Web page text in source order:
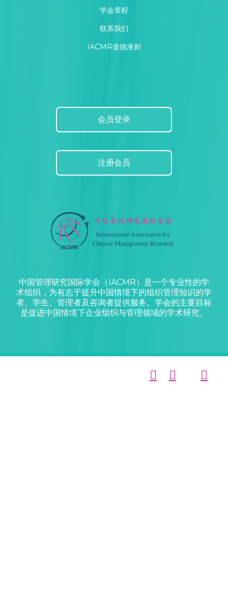
学会章程
联系我们
IACMR道德准则
会员登录
注册会员
中国管理研究国际学会（IACMR）是一个专业性的学
术组织，为有志于提升中国情境下的组织管理知识的学
者、学生、管理者及咨询者提供服务。学会的主要目标
是促进中国情境下企业组织与管理领域的学术研究。